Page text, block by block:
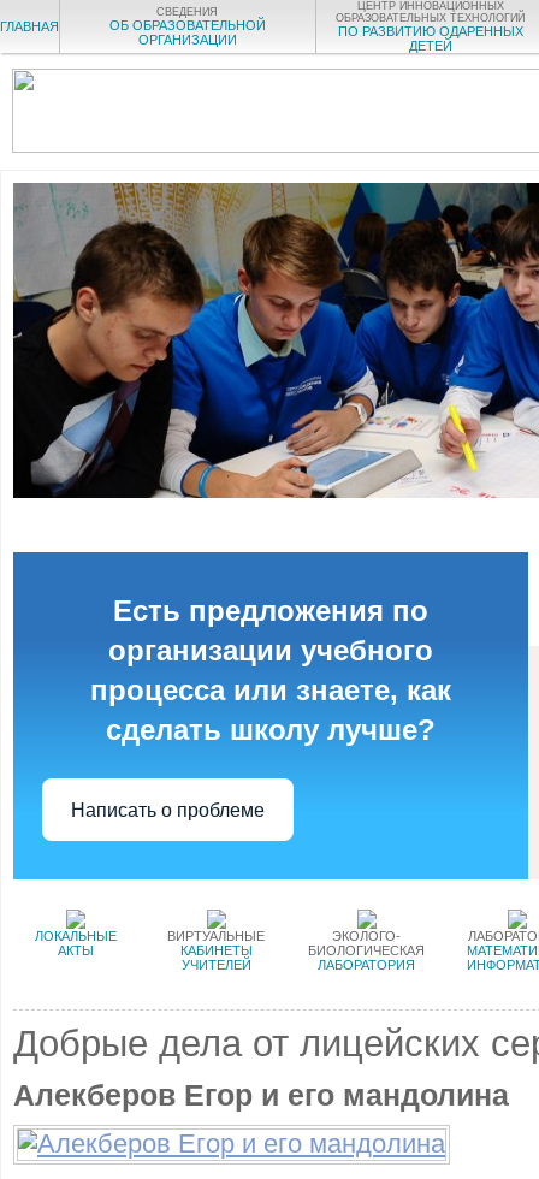
ГЛАВНАЯ
СВЕДЕНИЯ
ОБ ОБРАЗОВАТЕЛЬНОЙ
ОРГАНИЗАЦИИ
ЦЕНТР ИННОВАЦИОННЫХ
ОБРАЗОВАТЕЛЬНЫХ ТЕХНОЛОГИЙ
ПО РАЗВИТИЮ ОДАРЕННЫХ
ДЕТЕЙ
Есть предложения по
организации учебного
процесса или знаете, как
сделать школу лучше?
Написать о проблеме
ЛОКАЛЬНЫЕ
АКТЫ
ВИРТУАЛЬНЫЕ
КАБИНЕТЫ
УЧИТЕЛЕЙ
ЭКОЛОГО-
БИОЛОГИЧЕСКАЯ
ЛАБОРАТОРИЯ
Добрые дела от лицейских
Алекберов Егор и его мандолина